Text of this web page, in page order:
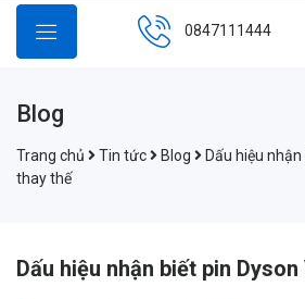
0847111444
Blog
Trang chủ Tin tức Blog
Dấu hiệu
thay thế
Dấu hiệu nhận biết pin